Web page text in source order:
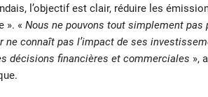
l’objectif est clair, réduire les
». « Nous ne pouvons tout simplement pas
ne connaît pas l’impact de ses
décisions financières et commerciales »,